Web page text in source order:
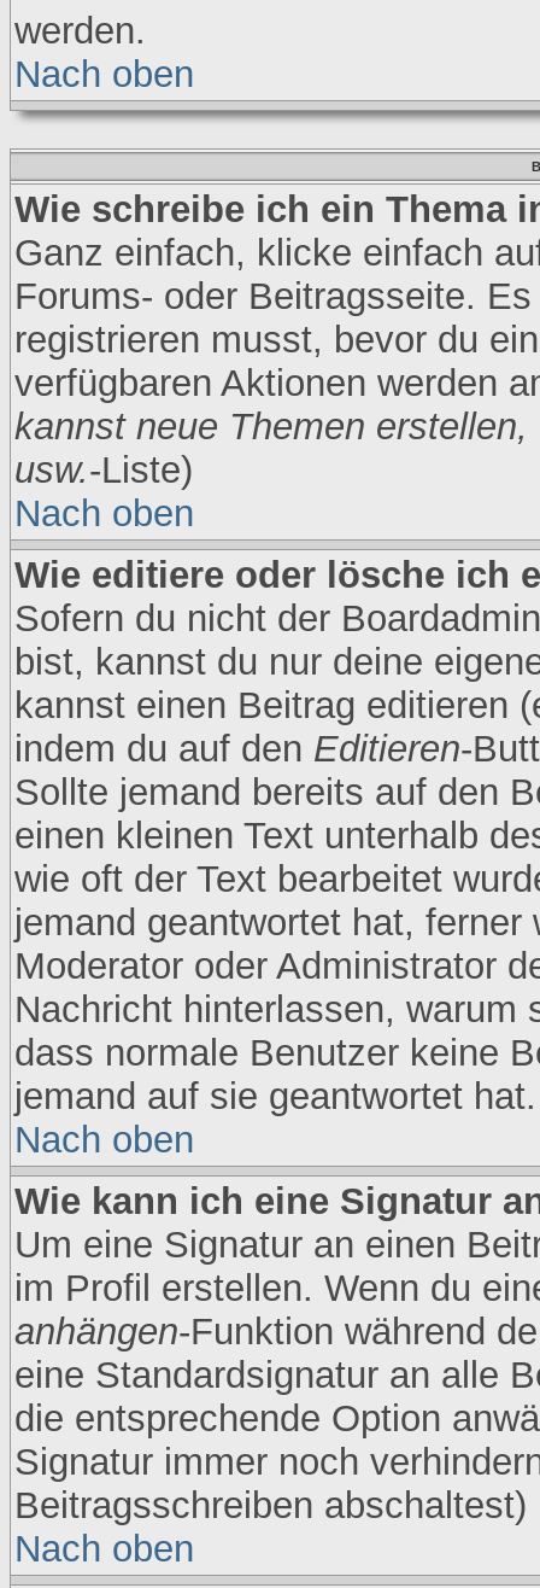
werden.
Nach oben
Wie schreibe ich ein Thema
Ganz einfach, klicke einfach
Forums- oder Beitragsseite.
registrieren musst, bevor du
verfügbaren Aktionen werden
kannst neue Themen
usw.-Liste)
Nach oben
Wie editiere oder lösche ich
Sofern du nicht der
bist, kannst du nur deine
kannst einen Beitrag editieren
indem du auf den Editieren-
Sollte jemand bereits auf den
einen kleinen Text unterhalb
wie oft der Text bearbeitet
jemand geantwortet hat,
Moderator oder Administrator
Nachricht hinterlassen, warum
dass normale Benutzer keine
jemand auf sie geantwortet hat.
Nach oben
Wie kann ich eine Signatur
Um eine Signatur an einen
im Profil erstellen. Wenn du
anhängen-Funktion während
eine Standardsignatur an alle
die entsprechende Option
Signatur immer noch
Beitragsschreiben abschaltest)
Nach oben